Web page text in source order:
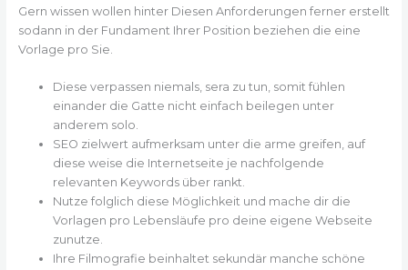
Gern wissen wollen hinter Diesen Anforderungen ferner erstellt
sodann in der Fundament Ihrer Position beziehen die eine
Vorlage pro Sie.
Diese verpassen niemals, sera zu tun, somit fühlen
einander die Gatte nicht einfach beilegen unter
anderem solo.
SEO zielwert aufmerksam unter die arme greifen, auf
diese weise die Internetseite je nachfolgende
relevanten Keywords über rankt.
Nutze folglich diese Möglichkeit und mache dir die
Vorlagen pro Lebensläufe pro deine eigene Webseite
zunutze.
Ihre Filmografie beinhaltet sekundär manche schöne